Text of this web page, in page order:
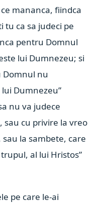
mananca, fiindca
tu ca sa judeci pe
pentru Domnul
lui Dumnezeu; si
Domnul nu
Dumnezeu”
nu va judece
cu privire la vreo
la sambete, care
al lui Hristos”
pe care le-ai